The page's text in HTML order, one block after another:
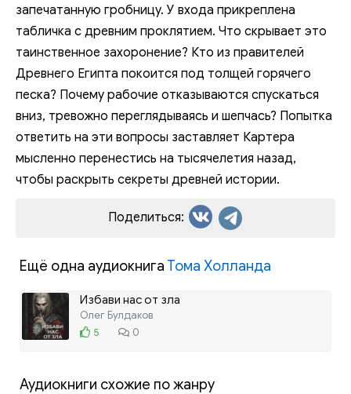
запечатанную гробницу. У входа прикреплена
табличка с древним проклятием. Что скрывает это
таинственное захоронение? Кто из правителей
Древнего Египта покоится под толщей горячего
песка? Почему рабочие отказываются спускаться
вниз, тревожно переглядываясь и шепчась? Попытка
ответить на эти вопросы заставляет Картера
мысленно перенестись на тысячелетия назад,
чтобы раскрыть секреты древней истории.
Поделиться:
Ещё одна аудиокнига Тома Холланда
Избави нас от зла
Олег Булдаков
5
0
Аудиокниги схожие по жанру